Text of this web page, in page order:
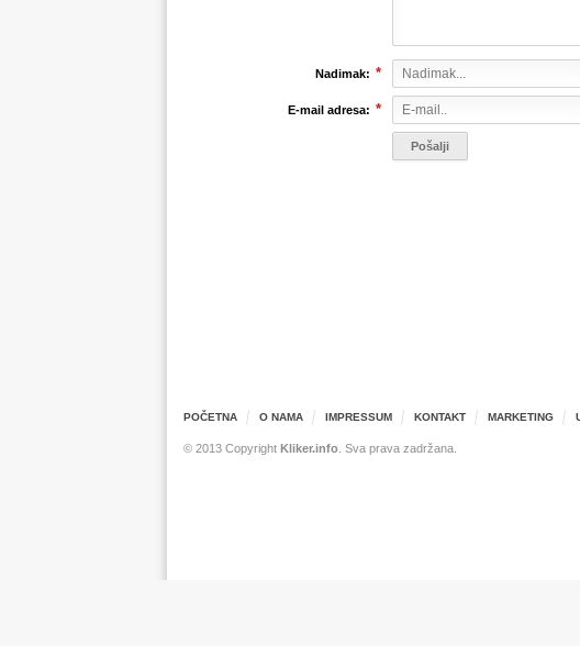
Nadimak: *
E-mail adresa: *
POČETNA O NAMA IMPRESSUM KONTAKT MARKETING
© 2013 Copyright Kliker.info. Sva prava zadržana.